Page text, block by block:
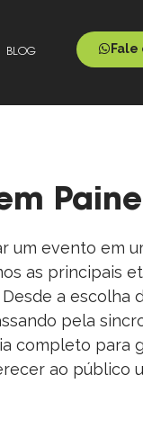
BLOG
um evento em
as principais
a escolha
pela
completo para
ao público